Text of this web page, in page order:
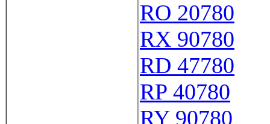
RO 20780
RX 90780
RD 47780
RP 40780
RY 90780